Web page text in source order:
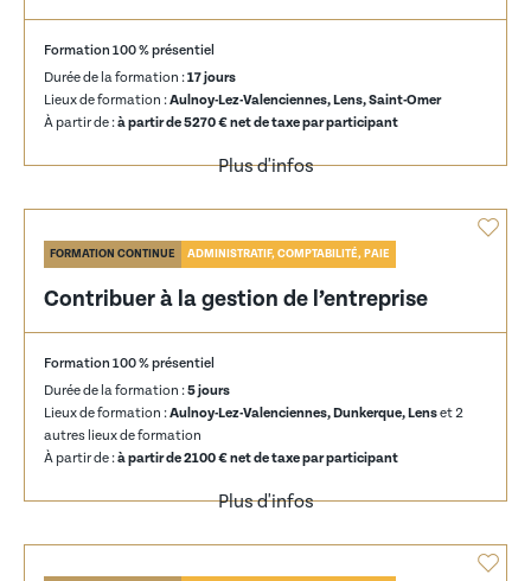
Plus d'infos
Formation 100 % présentiel
Durée de la formation :17 jours
Lieux de formation :Aulnoy-Lez-Valenciennes, Lens, Saint-Omer
À partir de :à partir de 5270 € net de taxe par participant
FORMATION CONTINUE ADMINISTRATIF, COMPTABILITÉ, PAIE
Contribuer à la gestion de l’entreprise
Plus d'infos
Formation 100 % présentiel
Durée de la formation :5 jours
Lieux de formation :Aulnoy-Lez-Valenciennes, Dunkerque, Lenset 2
autres lieux de formation
À partir de :à partir de 2100 € net de taxe par participant